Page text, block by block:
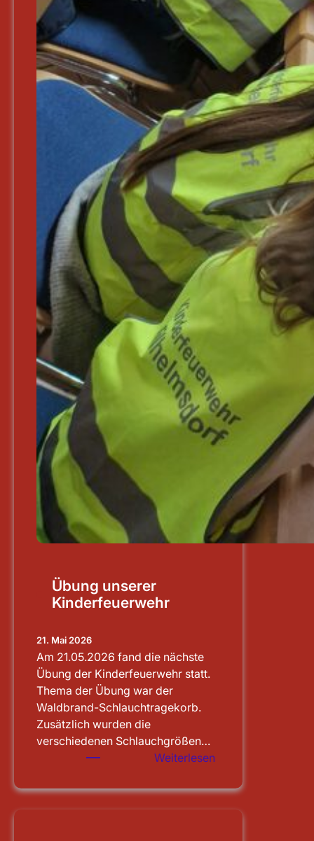
Übung unserer
Kinderfeuerwehr
21. Mai 2026
Am 21.05.2026 fand die nächste
Übung der Kinderfeuerwehr statt.
Thema der Übung war der
Waldbrand-Schlauchtragekorb.
Zusätzlich wurden die
verschiedenen Schlauchgrößen…
Weiterlesen
unserer